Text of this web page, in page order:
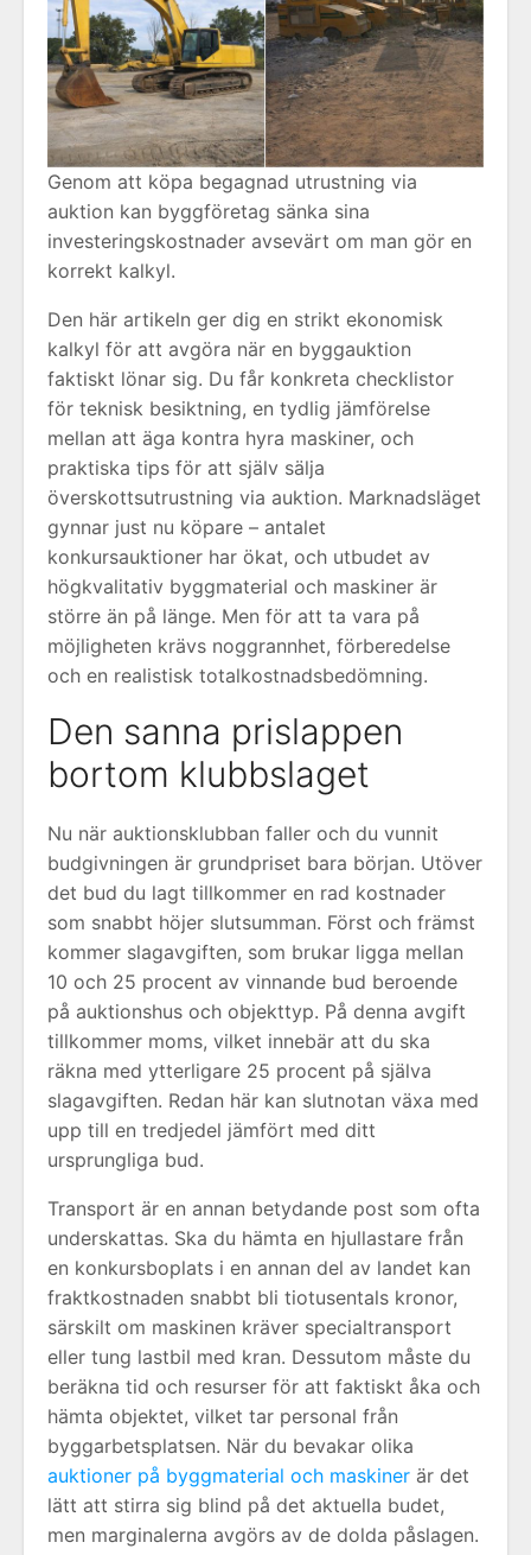
Genom att köpa begagnad utrustning via
auktion kan byggföretag sänka sina
investeringskostnader avsevärt om man gör en
korrekt kalkyl.
Den här artikeln ger dig en strikt ekonomisk
kalkyl för att avgöra när en byggauktion
faktiskt lönar sig. Du får konkreta checklistor
för teknisk besiktning, en tydlig jämförelse
mellan att äga kontra hyra maskiner, och
praktiska tips för att själv sälja
överskottsutrustning via auktion. Marknadsläget
gynnar just nu köpare – antalet
konkursauktioner har ökat, och utbudet av
högkvalitativ byggmaterial och maskiner är
större än på länge. Men för att ta vara på
möjligheten krävs noggrannhet, förberedelse
och en realistisk totalkostnadsbedömning.
Den sanna prislappen
bortom klubbslaget
Nu när auktionsklubban faller och du vunnit
budgivningen är grundpriset bara början. Utöver
det bud du lagt tillkommer en rad kostnader
som snabbt höjer slutsumman. Först och främst
kommer slagavgiften, som brukar ligga mellan
10 och 25 procent av vinnande bud beroende
på auktionshus och objekttyp. På denna avgift
tillkommer moms, vilket innebär att du ska
räkna med ytterligare 25 procent på själva
slagavgiften. Redan här kan slutnotan växa med
upp till en tredjedel jämfört med ditt
ursprungliga bud.
Transport är en annan betydande post som ofta
underskattas. Ska du hämta en hjullastare från
en konkursboplats i en annan del av landet kan
fraktkostnaden snabbt bli tiotusentals kronor,
särskilt om maskinen kräver specialtransport
eller tung lastbil med kran. Dessutom måste du
beräkna tid och resurser för att faktiskt åka och
hämta objektet, vilket tar personal från
byggarbetsplatsen. När du bevakar olika
auktioner på byggmaterial och maskiner är det
lätt att stirra sig blind på det aktuella budet,
men marginalerna avgörs av de dolda påslagen.